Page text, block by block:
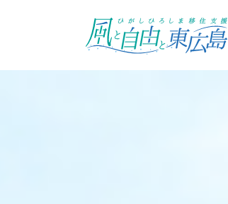
ひがしひろしま移住支援 風と自
由と東広島